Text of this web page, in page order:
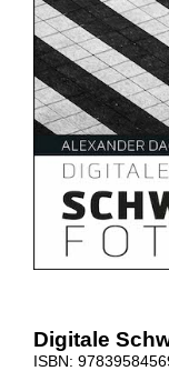
Digitale
ISBN: